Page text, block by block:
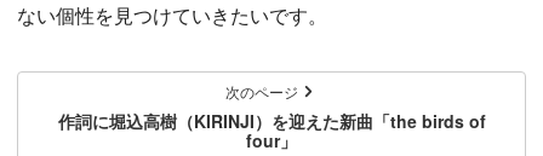
ない個性を見つけていきたいです。
次のページ
作詞に堀込高樹（KIRINJI）を迎えた新曲「the birds of
four」